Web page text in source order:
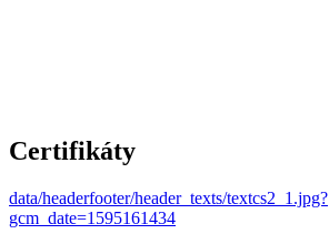
Certifikáty
data/headerfooter/header_texts/textcs2_1.jpg?
gcm_date=1595161434